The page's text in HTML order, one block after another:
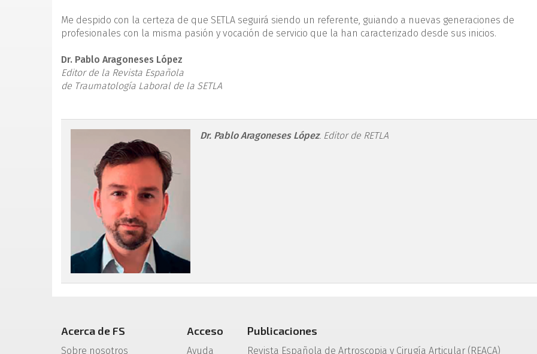
Me despido con la certeza de que SETLA seguirá siendo un referente, guiando a nuevas generaciones de
profesionales con la misma pasión y vocación de servicio que la han caracterizado desde sus inicios.
Dr. Pablo Aragoneses López
Editor de la Revista Española
de Traumatología Laboral de la SETLA
retla.08115.fs2506010-figura1.png
Dr. Pablo Aragoneses López. Editor de RETLA
Acerca de FS
Sobre nosotros
Acceso
Ayuda
Publicaciones
Revista Española de Artroscopia y Cirugía Articular (REACA)